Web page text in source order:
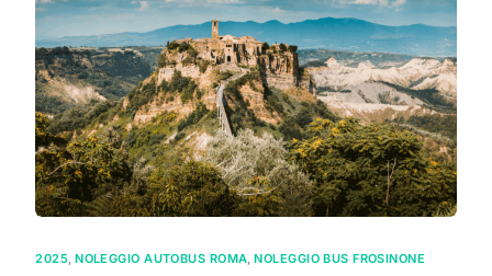
2025,NOLEGGIO AUTOBUS ROMA,NOLEGGIO BUS FROSINONE